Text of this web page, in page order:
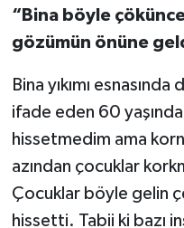
“Bina böyle
gözümün önüne
Bina yıkımı
ifade eden 60
hissetmedim ama
azından çocuklar
Çocuklar böyle gelin
hissetti. Tabii ki bazı